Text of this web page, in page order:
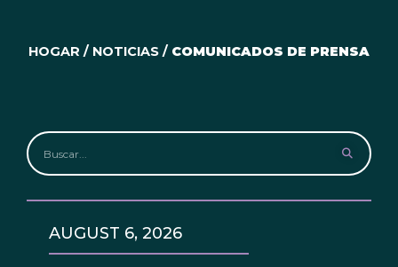
HOGAR / NOTICIAS / COMUNICADOS DE PRENSA
AUGUST 6, 2026